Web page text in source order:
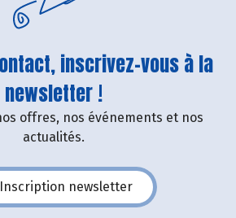
inscrivez-vous à la
newsletter !
offres, nos événements et nos
actualités.
Inscription newsletter